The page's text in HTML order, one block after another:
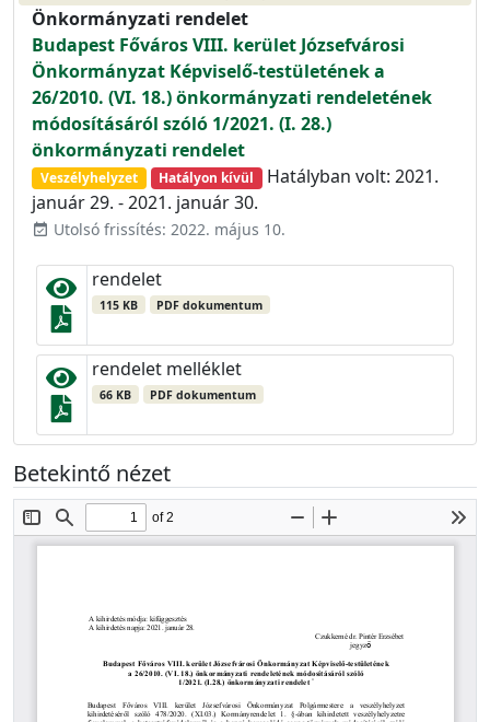
Önkormányzati rendelet
Budapest Főváros VIII. kerület Józsefvárosi
Önkormányzat Képviselő-testületének a
26/2010. (VI. 18.) önkormányzati rendeletének
módosításáról szóló 1/2021. (I. 28.)
önkormányzati rendelet
Veszélyhelyzet Hatályon kívül
Hatályban volt: 2021.
január 29. - 2021. január 30.
event_available Utolsó frissítés: 2022. május 10.
rendelet
115 KB PDF dokumentum
rendelet melléklet
66 KB PDF dokumentum
Betekintő nézet